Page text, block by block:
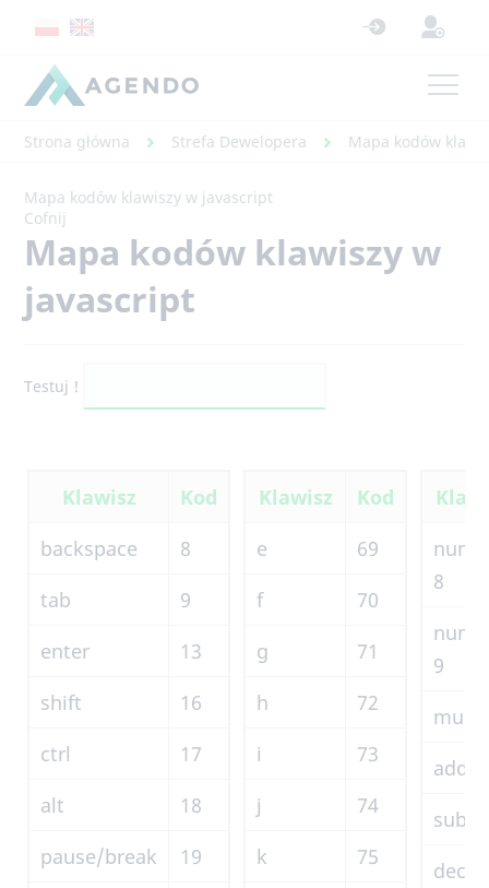
Strona główna Strefa Dewelopera Mapa kodów
Mapa kodów klawiszy w javascript
Cofnij
Mapa kodów klawiszy w
javascript
Testuj !
Klawisz
Kod
backspace
8
tab
9
enter
13
shift
16
ctrl
17
alt
18
pause/break
19
Klawisz
Kod
e
69
f
70
g
71
h
72
i
73
j
74
k
75
8
9
add